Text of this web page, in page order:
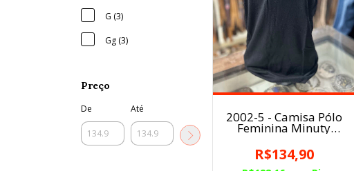
G (3)
Gg (3)
Preço
De Até
2002-5 - Camisa Pólo
Feminina Minuty
R$134,90